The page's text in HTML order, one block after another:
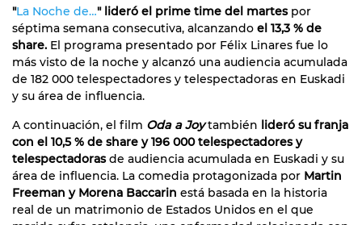
"La Noche de…" lideró el prime time del martespor
séptima semana consecutiva, alcanzando el 13,3 % de
share. El programa presentado por Félix Linares fue lo
más visto de la noche y alcanzó una audiencia acumulada
de 182 000 telespectadores y telespectadoras en Euskadi
y su área de influencia.
A continuación, el film Oda a Joytambién lideró su franja
con el 10,5 % de share y 196 000 telespectadores y
telespectadorasde audiencia acumulada en Euskadi y su
área de influencia. La comedia protagonizada por Martin
Freeman y Morena Baccarin está basada en la historia
real de un matrimonio de Estados Unidos en el que